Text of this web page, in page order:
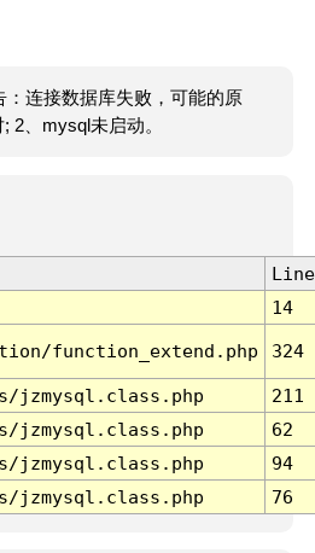
：连接数据库失败，可能的原
2、mysql未启动。
Line
14
function_extend.php 324
jzmysql.class.php
211
jzmysql.class.php
62
jzmysql.class.php
94
jzmysql.class.php 76